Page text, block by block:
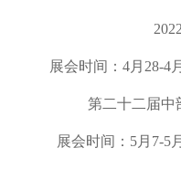
2022
展会时间： 4月 28-4月
第二十二届中
展会时间： 5月 7-5月